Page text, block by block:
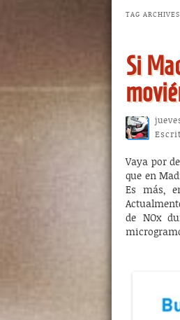
TAG
Si
Vaya por
que en
Es más,
de NOx